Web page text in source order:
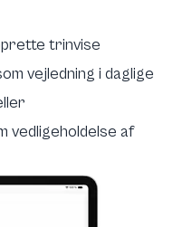
trinvise
vejledning i daglige
vedligeholdelse af